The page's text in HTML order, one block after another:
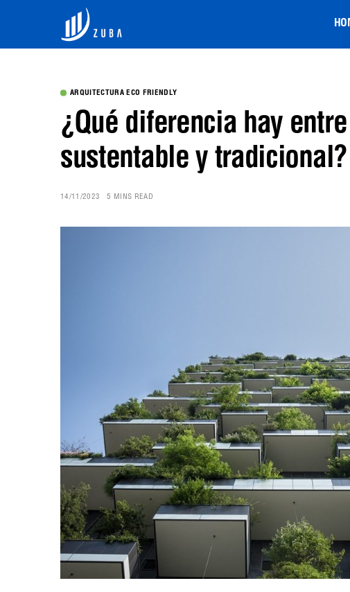
ARQUITECTURA ECO FRIENDLY
¿Qué diferencia hay
sustentable y tradicional?
14/11/2023 5 MINS READ